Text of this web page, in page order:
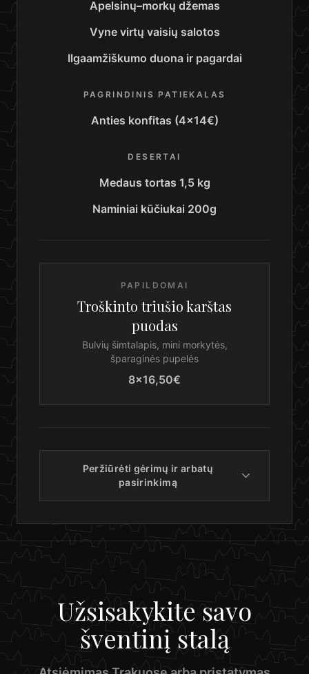
Apelsinų–morkų džemas
Vyne virtų vaisių salotos
Ilgaamžiškumo duona ir pagardai
PAGRINDINIS PATIEKALAS
Anties konfitas (4×14€)
DESERTAI
Medaus tortas 1,5 kg
Naminiai kūčiukai 200g
PAPILDOMAI
Troškinto triušio karštas
puodas
Bulvių šimtalapis, mini morkytės,
šparaginės pupelės
8×16,50€
Peržiūrėti gėrimų ir arbatų
pasirinkimą
Užsisakykite savo
šventinį stalą